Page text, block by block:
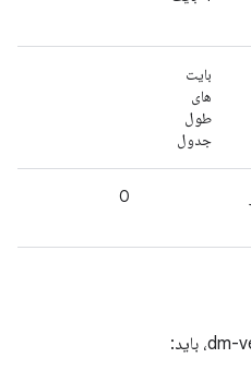
بایت
های
طول
جدول
0